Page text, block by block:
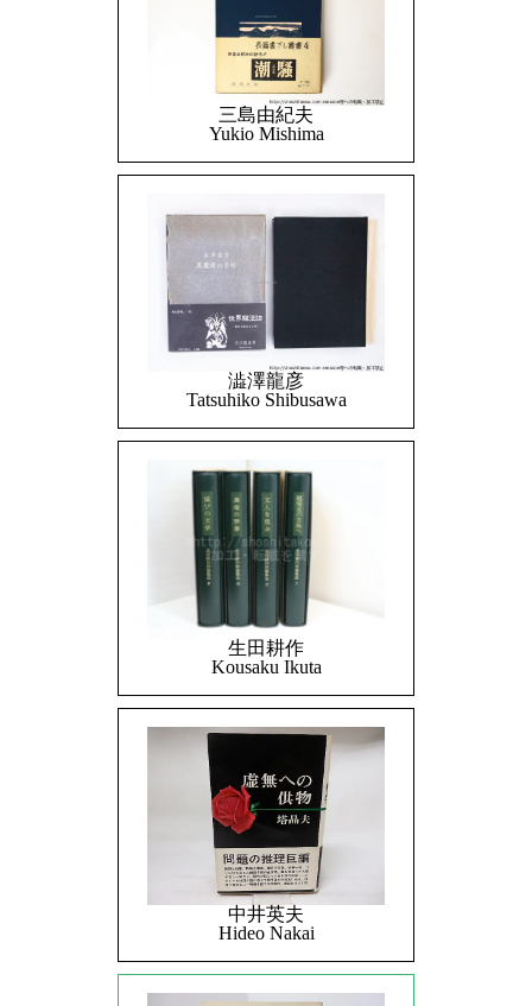
三島由紀夫
Yukio Mishima
澁澤龍彦
Tatsuhiko Shibusawa
生田耕作
Kousaku Ikuta
中井英夫
Hideo Nakai